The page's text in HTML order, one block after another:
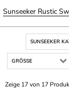
Sunseeker Rustic
SUNSEEKER
GRÖSSE
Zeige 17 von 17